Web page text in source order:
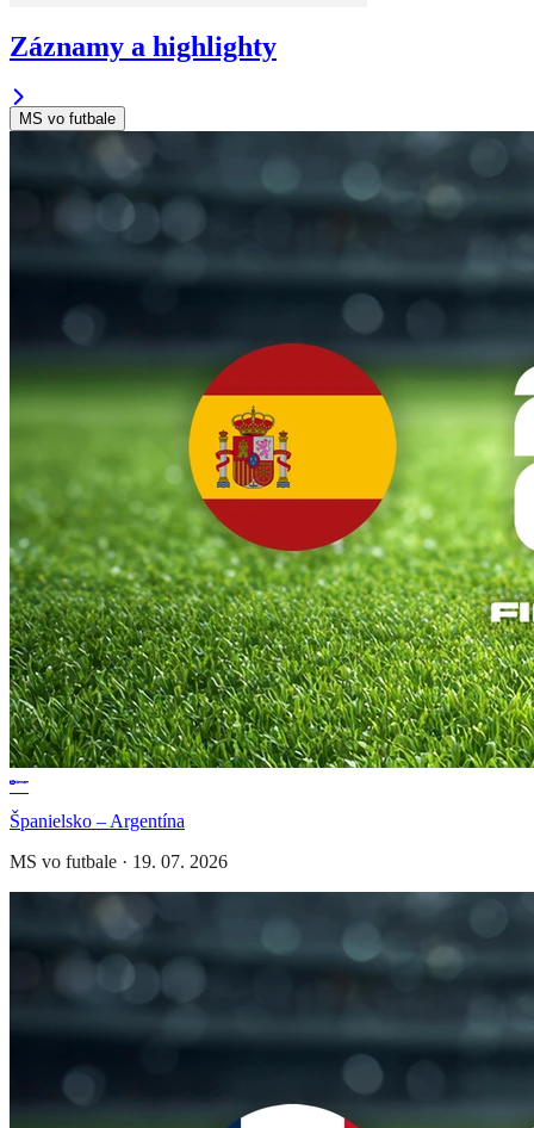
Záznamy a highlighty
MS vo futbale
Španielsko – Argentína
MS vo futbale · 19. 07. 2026